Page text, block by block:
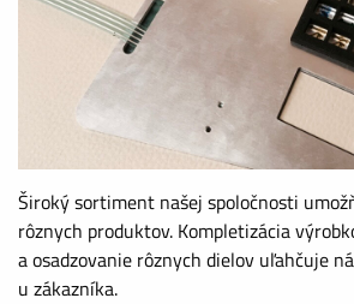
Široký sortiment našej spoločnosti
rôznych produktov. Kompletizácia
a osadzovanie rôznych dielov uľahčuje
u zákazníka.